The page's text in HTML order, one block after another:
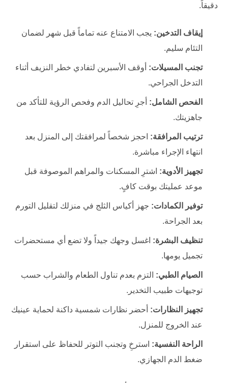
دقيقاً.
إيقاف التدخين: يجب الامتناع عنه تماماً قبل شهر لضمان
التئام سليم.
تجنب المسيلات: أوقف الأسبرين لتفادي خطر النزيف أثناء
التدخل الجراحي.
الفحص الشامل: أجرِ تحاليل الدم وفحص الرؤية للتأكد من
جاهزيتك.
ترتيب المرافقة: احجز شخصاً لمرافقتك إلى المنزل بعد
انتهاء الإجراء مباشرة.
تجهيز الأدوية: اشترِ المسكنات والمراهم الموصوفة قبل
موعد عمليتك بوقت كافٍ.
توفير الكمادات: جهز أكياس الثلج في منزلك لتقليل التورم
بعد الجراحة.
تنظيف البشرة: اغسل وجهك جيداً ولا تضع أي مستحضرات
تجميل يومها.
الصيام الطبي: التزم بعدم تناول الطعام والشراب حسب
توجيهات طبيب التخدير.
تجهيز النظارات: أحضر نظارات شمسية داكنة لحماية عينيك
عند الخروج للمنزل.
الراحة النفسية: استرخِ وتجنب التوتر للحفاظ على استقرار
ضغط الدم الجهازي.